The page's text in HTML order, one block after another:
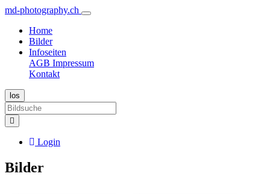
md-photography.ch
Home
Bilder
Infoseiten
AGB Impressum
Kontakt
Login
Bilder